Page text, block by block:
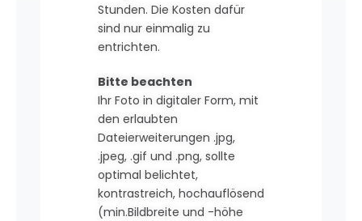
Stunden. Die Kosten dafür
sind nur einmalig zu
entrichten.
Bitte beachten
Ihr Foto in digitaler Form, mit
den erlaubten
Dateierweiterungen .jpg,
.jpeg, .gif und .png, sollte
optimal belichtet,
kontrastreich, hochauflösend
(min.Bildbreite und -höhe